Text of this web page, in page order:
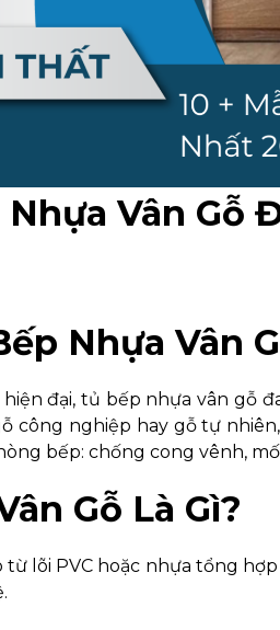
Nhựa Vân Gỗ
Nhựa Vân
đại, tủ bếp nhựa vân gỗ
công nghiệp hay gỗ tự
bếp: chống cong vênh,
Gỗ Là Gì?
lõi PVC hoặc nhựa tổng